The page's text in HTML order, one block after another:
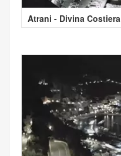
Atrani - Divina Costiera